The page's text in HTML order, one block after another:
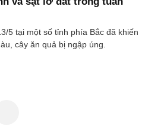
5 tại một số tỉnh phía Bắc đã khiến
cây ăn quả bị ngập úng.